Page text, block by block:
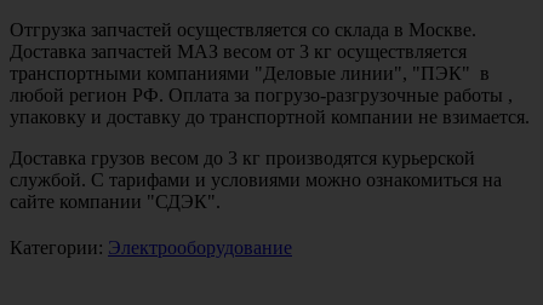
Отгрузка запчастей осуществляется со склада в Москве.
Доставка запчастей МАЗ весом от 3 кг осуществляется
транспортными компаниями "Деловые линии", "ПЭК" в
любой регион РФ. Оплата за погрузо-разгрузочные работы ,
упаковку и доставку до транспортной компании не взимается.
Доставка грузов весом до 3 кг производятся курьерской
службой. С тарифами и условиями можно ознакомиться на
сайте компании "СДЭК".
Категории: Электрооборудование